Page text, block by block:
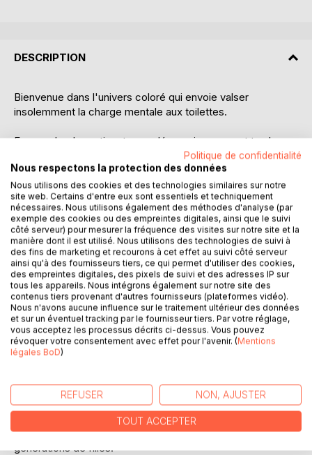
DESCRIPTION
Bienvenue dans l'univers coloré qui envoie valser
insolemment la charge mentale aux toilettes.
Femme-leader active, tu vas découvrir comment ta charge
mentale est à la fois une grande connasse libératrice et un
puissant indicateur d'ambition, de créativité et
d'indépendance. A ta disposition la méthode C.R.I. simple
et 7 clefs faciles, applicables au quotidien, et déjà utilisées
par une centaine de femmes - des clefs qui t'ouvrent la
porte d'un engagement concret, et des résultats pérennes
dans l'art de t'accomplir.
Ce livre fun et pratique t'aide à réveiller ENFIN tes désirs et
ta véritable puissance, à accomplir pleinement tes
ambitions et ton autonomie de femme avec une confiance
absolue.
Une invitation à prendre soin de toi, à gérer ton temps et
ton stress avec légèreté, à développer ton leadership, et à
d'actions concises, d'outils atypiques et percutants, de
témoignages illustrés, pour simplifier ton quotidien de
femme-leader active et tirer une bonne fois pour toute la
chasse de ta charge mentale - même pour les jeunes
générations de filles.
Politique de confidentialité
Nous respectons la protection des données
Nous utilisons des cookies et des technologies similaires sur notre
site web. Certains d'entre eux sont essentiels et techniquement
nécessaires. Nous utilisons également des méthodes d'analyse (par
exemple des cookies ou des empreintes digitales, ainsi que le suivi
côté serveur) pour mesurer la fréquence des visites sur notre site et la
manière dont il est utilisé. Nous utilisons des technologies de suivi à
des fins de marketing et recourons à cet effet au suivi côté serveur
ainsi qu'à des fournisseurs tiers, ce qui permet d'utiliser des cookies,
des empreintes digitales, des pixels de suivi et des adresses IP sur
tous les appareils. Nous intégrons également sur notre site des
contenus tiers provenant d'autres fournisseurs (plateformes vidéo).
Nous n'avons aucune influence sur le traitement ultérieur des données
et sur un éventuel tracking par le fournisseur tiers. Par votre réglage,
vous acceptez les processus décrits ci-dessus. Vous pouvez
révoquer votre consentement avec effet pour l'avenir. (Mentions
légales BoD)
REFUSER NON, AJUSTER
TOUT ACCEPTER